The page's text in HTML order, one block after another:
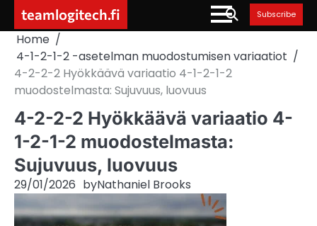
content
teamlogitech.fi Subscribe
Home
4-1-2-1-2 -asetelman muodostumisen variaatiot
4-2-2-2 Hyökkäävä variaatio 4-1-2-1-2
muodostelmasta: Sujuvuus, luovuus
4-2-2-2 Hyökkäävä variaatio 4-
1-2-1-2 muodostelmasta:
Sujuvuus, luovuus
29/01/2026 byNathaniel Brooks